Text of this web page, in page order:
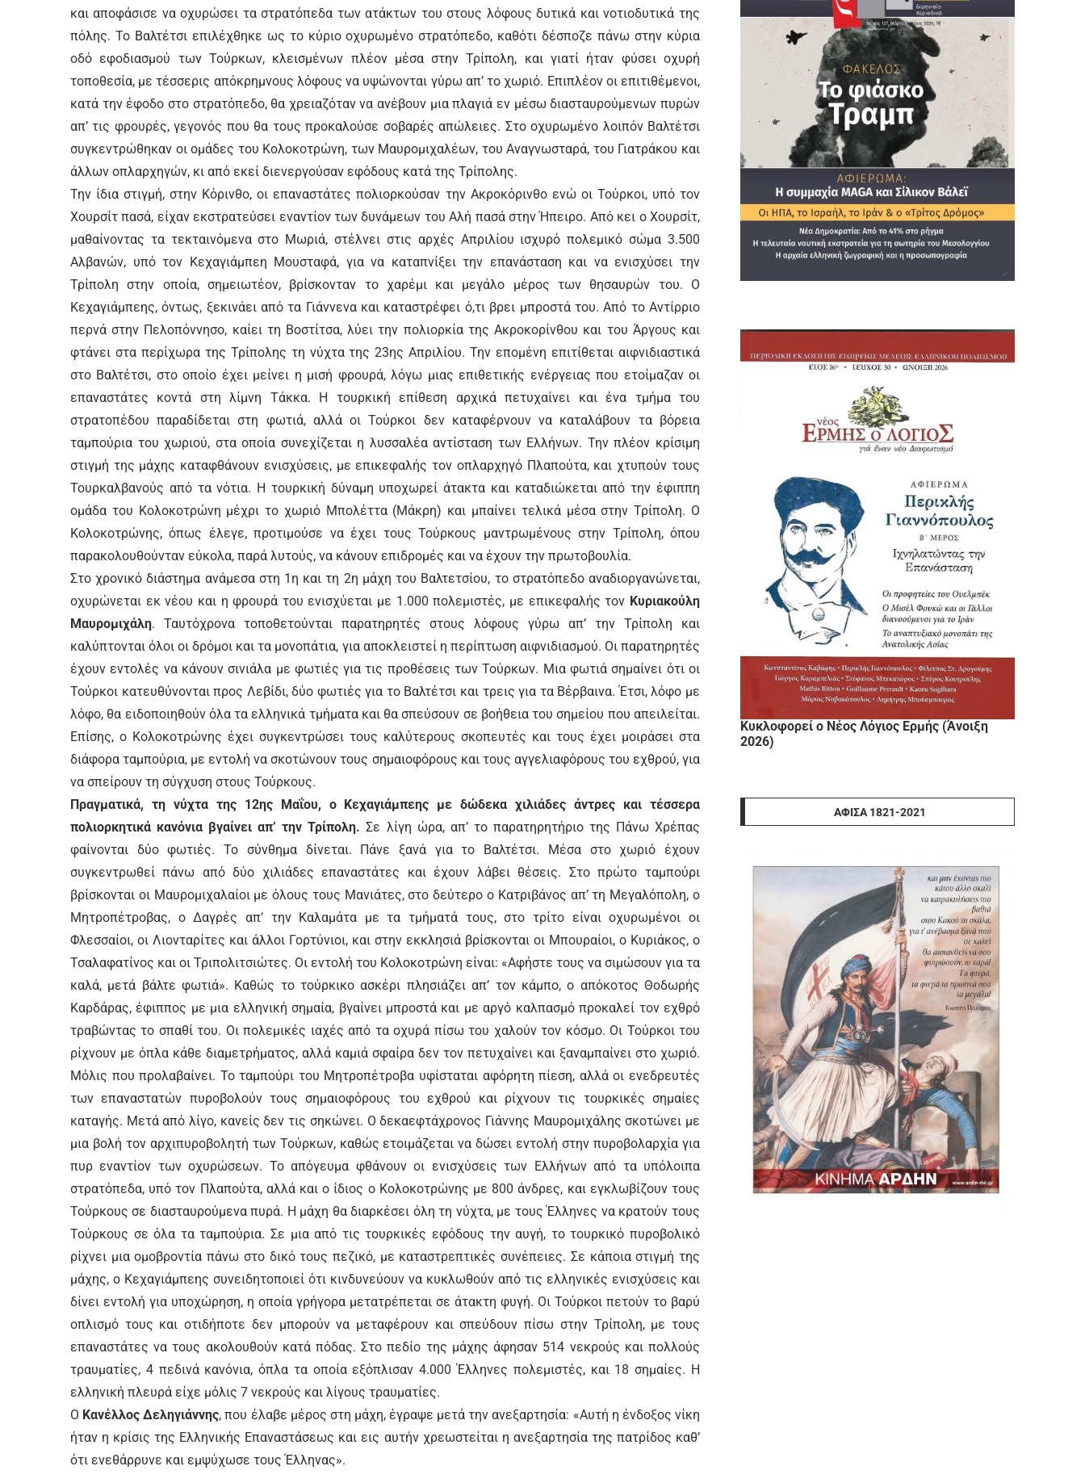
και αποφάσισε να οχυρώσει τα στρατόπεδα των ατάκτων του στους λόφους δυτικά και νοτιοδυτικά της
πόλης. Το Βαλτέτσι επιλέχθηκε ως το κύριο οχυρωμένο στρατόπεδο, καθότι δέσποζε πάνω στην κύρια
οδό εφοδιασμού των Τούρκων, κλεισμένων πλέον μέσα στην Τρίπολη, και γιατί ήταν φύσει οχυρή
τοποθεσία, με τέσσερις απόκρημνους λόφους να υψώνονται γύρω απ’ το χωριό. Επιπλέον οι επιτιθέμενοι,
κατά την έφοδο στο στρατόπεδο, θα χρειαζόταν να ανέβουν μια πλαγιά εν μέσω διασταυρούμενων πυρών
απ’ τις φρουρές, γεγονός που θα τους προκαλούσε σοβαρές απώλειες. Στο οχυρωμένο λοιπόν Βαλτέτσι
συγκεντρώθηκαν οι ομάδες του Κολοκοτρώνη, των Μαυρομιχαλέων, του Αναγνωσταρά, του Γιατράκου και
άλλων οπλαρχηγών, κι από εκεί διενεργούσαν εφόδους κατά της Τρίπολης.
Την ίδια στιγμή, στην Κόρινθο, οι επαναστάτες πολιορκούσαν την Ακροκόρινθο ενώ οι Τούρκοι, υπό τον
Χουρσίτ πασά, είχαν εκστρατεύσει εναντίον των δυνάμεων του Αλή πασά στην Ήπειρο. Από κει ο Χουρσίτ,
μαθαίνοντας τα τεκταινόμενα στο Μωριά, στέλνει στις αρχές Απριλίου ισχυρό πολεμικό σώμα 3.500
Αλβανών, υπό τον Κεχαγιάμπεη Μουσταφά, για να καταπνίξει την επανάσταση και να ενισχύσει την
Τρίπολη στην οποία, σημειωτέον, βρίσκονταν το χαρέμι και μεγάλο μέρος των θησαυρών του. Ο
Κεχαγιάμπεης, όντως, ξεκινάει από τα Γιάννενα και καταστρέφει ό,τι βρει μπροστά του. Από το Αντίρριο
περνά στην Πελοπόννησο, καίει τη Βοστίτσα, λύει την πολιορκία της Ακροκορίνθου και του Άργους και
φτάνει στα περίχωρα της Τρίπολης τη νύχτα της 23ης Απριλίου. Την επομένη επιτίθεται αιφνιδιαστικά
στο Βαλτέτσι, στο οποίο έχει μείνει η μισή φρουρά, λόγω μιας επιθετικής ενέργειας που ετοίμαζαν οι
επαναστάτες κοντά στη λίμνη Τάκκα. Η τουρκική επίθεση αρχικά πετυχαίνει και ένα τμήμα του
στρατοπέδου παραδίδεται στη φωτιά, αλλά οι Τούρκοι δεν καταφέρνουν να καταλάβουν τα βόρεια
ταμπούρια του χωριού, στα οποία συνεχίζεται η λυσσαλέα αντίσταση των Ελλήνων. Την πλέον κρίσιμη
στιγμή της μάχης καταφθάνουν ενισχύσεις, με επικεφαλής τον οπλαρχηγό Πλαπούτα, και χτυπούν τους
Τουρκαλβανούς από τα νότια. Η τουρκική δύναμη υποχωρεί άτακτα και καταδιώκεται από την έφιππη
ομάδα του Κολοκοτρώνη μέχρι το χωριό Μπολέττα (Μάκρη) και μπαίνει τελικά μέσα στην Τρίπολη. Ο
Κολοκοτρώνης, όπως έλεγε, προτιμούσε να έχει τους Τούρκους μαντρωμένους στην Τρίπολη, όπου
παρακολουθούνταν εύκολα, παρά λυτούς, να κάνουν επιδρομές και να έχουν την πρωτοβουλία.
Στο χρονικό διάστημα ανάμεσα στη 1η και τη 2η μάχη του Βαλτετσίου, το στρατόπεδο αναδιοργανώνεται,
οχυρώνεται εκ νέου και η φρουρά του ενισχύεται με 1.000 πολεμιστές, με επικεφαλής τον Κυριακούλη
Μαυρομιχάλη. Ταυτόχρονα τοποθετούνται παρατηρητές στους λόφους γύρω απ’ την Τρίπολη και
καλύπτονται όλοι οι δρόμοι και τα μονοπάτια, για αποκλειστεί η περίπτωση αιφνιδιασμού. Οι παρατηρητές
έχουν εντολές να κάνουν σινιάλα με φωτιές για τις προθέσεις των Τούρκων. Μια φωτιά σημαίνει ότι οι
Τούρκοι κατευθύνονται προς Λεβίδι, δύο φωτιές για το Βαλτέτσι και τρεις για τα Βέρβαινα. Έτσι, λόφο με
λόφο, θα ειδοποιηθούν όλα τα ελληνικά τμήματα και θα σπεύσουν σε βοήθεια του σημείου που απειλείται.
Επίσης, ο Κολοκοτρώνης έχει συγκεντρώσει τους καλύτερους σκοπευτές και τους έχει μοιράσει στα
διάφορα ταμπούρια, με εντολή να σκοτώνουν τους σημαιοφόρους και τους αγγελιαφόρους του εχθρού, για
να σπείρουν τη σύγχυση στους Τούρκους.
Πραγματικά, τη νύχτα της 12ης Μαΐου, ο Κεχαγιάμπεης με δώδεκα χιλιάδες άντρες και τέσσερα
πολιορκητικά κανόνια βγαίνει απ’ την Τρίπολη. Σε λίγη ώρα, απ’ το παρατηρητήριο της Πάνω Χρέπας
φαίνονται δύο φωτιές. Το σύνθημα δίνεται. Πάνε ξανά για το Βαλτέτσι. Μέσα στο χωριό έχουν
συγκεντρωθεί πάνω από δύο χιλιάδες επαναστάτες και έχουν λάβει θέσεις. Στο πρώτο ταμπούρι
βρίσκονται οι Μαυρομιχαλαίοι με όλους τους Μανιάτες, στο δεύτερο ο Κατριβάνος απ’ τη Μεγαλόπολη, ο
Μητροπέτροβας, ο Δαγρές απ’ την Καλαμάτα με τα τμήματά τους, στο τρίτο είναι οχυρωμένοι οι
Φλεσσαίοι, οι Λιονταρίτες και άλλοι Γορτύνιοι, και στην εκκλησιά βρίσκονται οι Μπουραίοι, ο Κυριάκος, ο
Τσαλαφατίνος και οι Τριπολιτσιώτες. Οι εντολή του Κολοκοτρώνη είναι: «Αφήστε τους να σιμώσουν για τα
καλά, μετά βάλτε φωτιά». Καθώς το τούρκικο ασκέρι πλησιάζει απ’ τον κάμπο, ο απόκοτος Θοδωρής
Καρδάρας, έφιππος με μια ελληνική σημαία, βγαίνει μπροστά και με αργό καλπασμό προκαλεί τον εχθρό
τραβώντας το σπαθί του. Οι πολεμικές ιαχές από τα οχυρά πίσω του χαλούν τον κόσμο. Οι Τούρκοι του
ρίχνουν με όπλα κάθε διαμετρήματος, αλλά καμιά σφαίρα δεν τον πετυχαίνει και ξαναμπαίνει στο χωριό.
Μόλις που προλαβαίνει. Το ταμπούρι του Μητροπέτροβα υφίσταται αφόρητη πίεση, αλλά οι ενεδρευτές
των επαναστατών πυροβολούν τους σημαιοφόρους του εχθρού και ρίχνουν τις τουρκικές σημαίες
καταγής. Μετά από λίγο, κανείς δεν τις σηκώνει. Ο δεκαεφτάχρονος Γιάννης Μαυρομιχάλης σκοτώνει με
μια βολή τον αρχιπυροβολητή των Τούρκων, καθώς ετοιμάζεται να δώσει εντολή στην πυροβολαρχία για
πυρ εναντίον των οχυρώσεων. Το απόγευμα φθάνουν οι ενισχύσεις των Ελλήνων από τα υπόλοιπα
στρατόπεδα, υπό τον Πλαπούτα, αλλά και ο ίδιος ο Κολοκοτρώνης με 800 άνδρες, και εγκλωβίζουν τους
Τούρκους σε διασταυρούμενα πυρά. Η μάχη θα διαρκέσει όλη τη νύχτα, με τους Έλληνες να κρατούν τους
Τούρκους σε όλα τα ταμπούρια. Σε μια από τις τουρκικές εφόδους την αυγή, το τουρκικό πυροβολικό
ρίχνει μια ομοβροντία πάνω στο δικό τους πεζικό, με καταστρεπτικές συνέπειες. Σε κάποια στιγμή της
μάχης, ο Κεχαγιάμπεης συνειδητοποιεί ότι κινδυνεύουν να κυκλωθούν από τις ελληνικές ενισχύσεις και
δίνει εντολή για υποχώρηση, η οποία γρήγορα μετατρέπεται σε άτακτη φυγή. Οι Τούρκοι πετούν το βαρύ
οπλισμό τους και οτιδήποτε δεν μπορούν να μεταφέρουν και σπεύδουν πίσω στην Τρίπολη, με τους
επαναστάτες να τους ακολουθούν κατά πόδας. Στο πεδίο της μάχης άφησαν 514 νεκρούς και πολλούς
τραυματίες, 4 πεδινά κανόνια, όπλα τα οποία εξόπλισαν 4.000 Έλληνες πολεμιστές, και 18 σημαίες. Η
ελληνική πλευρά είχε μόλις 7 νεκρούς και λίγους τραυματίες.
Ο Κανέλλος Δεληγιάννης, που έλαβε μέρος στη μάχη, έγραψε μετά την ανεξαρτησία: «Αυτή η ένδοξος νίκη
ήταν η κρίσις της Ελληνικής Επαναστάσεως και εις αυτήν χρεωστείται η ανεξαρτησία της πατρίδος καθ’
ότι ενεθάρρυνε και εμψύχωσε τους Έλληνας».
Κυκλοφορεί ο Νέος Λόγιος Ερμής (Άνοιξη
2026)
ΑΦΊΣΑ 1821-2021